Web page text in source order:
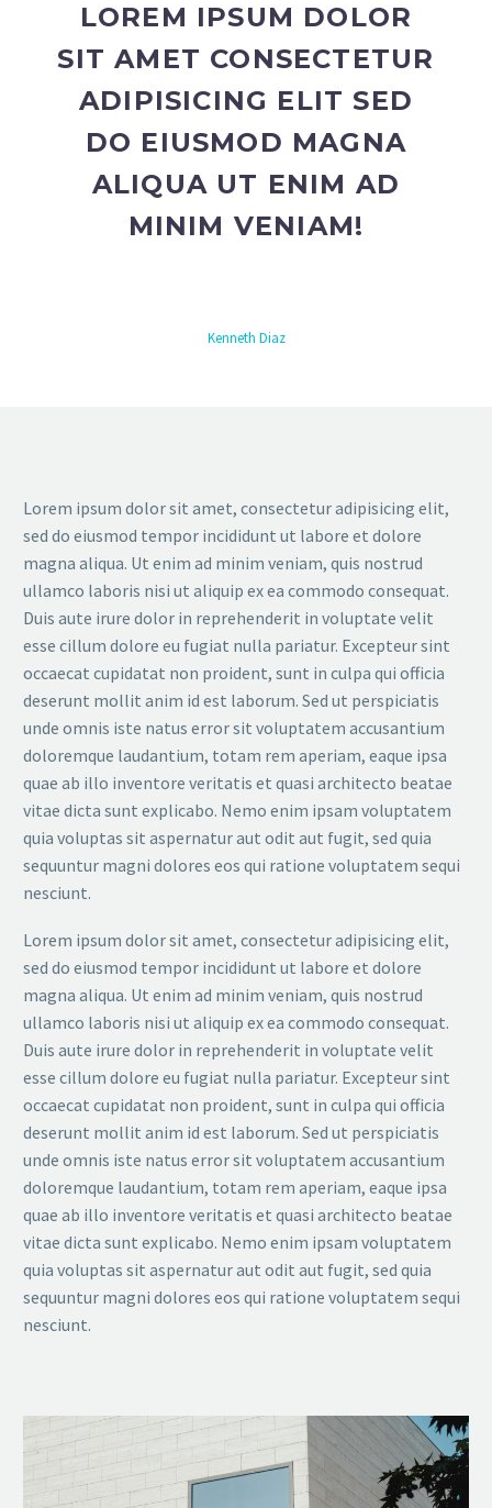
LOREM IPSUM DOLOR
SIT AMET CONSECTETUR
ADIPISICING ELIT SED
DO EIUSMOD MAGNA
ALIQUA UT ENIM AD
MINIM VENIAM!
Kenneth Diaz
Lorem ipsum dolor sit amet, consectetur adipisicing elit,
sed do eiusmod tempor incididunt ut labore et dolore
magna aliqua. Ut enim ad minim veniam, quis nostrud
ullamco laboris nisi ut aliquip ex ea commodo consequat.
Duis aute irure dolor in reprehenderit in voluptate velit
esse cillum dolore eu fugiat nulla pariatur. Excepteur sint
occaecat cupidatat non proident, sunt in culpa qui officia
deserunt mollit anim id est laborum. Sed ut perspiciatis
unde omnis iste natus error sit voluptatem accusantium
doloremque laudantium, totam rem aperiam, eaque ipsa
quae ab illo inventore veritatis et quasi architecto beatae
vitae dicta sunt explicabo. Nemo enim ipsam voluptatem
quia voluptas sit aspernatur aut odit aut fugit, sed quia
sequuntur magni dolores eos qui ratione voluptatem sequi
nesciunt.
Lorem ipsum dolor sit amet, consectetur adipisicing elit,
sed do eiusmod tempor incididunt ut labore et dolore
magna aliqua. Ut enim ad minim veniam, quis nostrud
ullamco laboris nisi ut aliquip ex ea commodo consequat.
Duis aute irure dolor in reprehenderit in voluptate velit
esse cillum dolore eu fugiat nulla pariatur. Excepteur sint
occaecat cupidatat non proident, sunt in culpa qui officia
deserunt mollit anim id est laborum. Sed ut perspiciatis
unde omnis iste natus error sit voluptatem accusantium
doloremque laudantium, totam rem aperiam, eaque ipsa
quae ab illo inventore veritatis et quasi architecto beatae
vitae dicta sunt explicabo. Nemo enim ipsam voluptatem
quia voluptas sit aspernatur aut odit aut fugit, sed quia
sequuntur magni dolores eos qui ratione voluptatem sequi
nesciunt.